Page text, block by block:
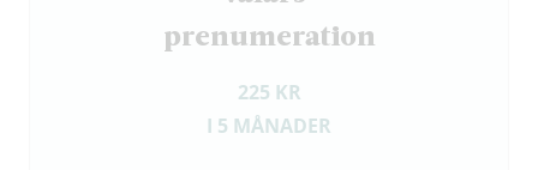
­prenumeration
225 KR
I 5 MÅNADER